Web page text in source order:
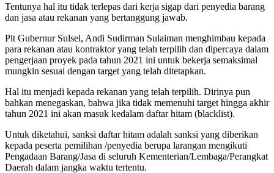
Tentunya hal itu tidak terlepas dari kerja sigap dari penyedia barang
dan jasa atau rekanan yang bertanggung jawab.
Plt Gubernur Sulsel, Andi Sudirman Sulaiman menghimbau kepada
para rekanan atau kontraktor yang telah terpilih dan dipercaya dalam
pengerjaan proyek pada tahun 2021 ini untuk bekerja semaksimal
mungkin sesuai dengan target yang telah ditetapkan.
Hal itu menjadi kepada rekanan yang telah terpilih. Dirinya pun
bahkan menegaskan, bahwa jika tidak memenuhi target hingga akhir
tahun 2021 ini akan masuk kedalam daftar hitam (blacklist).
Untuk diketahui, sanksi daftar hitam adalah sanksi yang diberikan
kepada peserta pemilihan /penyedia berupa larangan mengikuti
Pengadaan Barang/Jasa di seluruh Kementerian/Lembaga/Perangkat
Daerah dalam jangka waktu tertentu.